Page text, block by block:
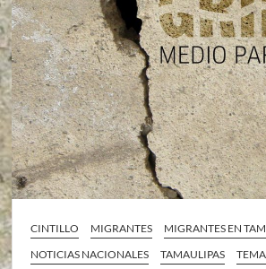
CINTILLO MIGRANTES
MIGRANTES EN
NOTICIAS NACIONALES
TAMAULIPAS